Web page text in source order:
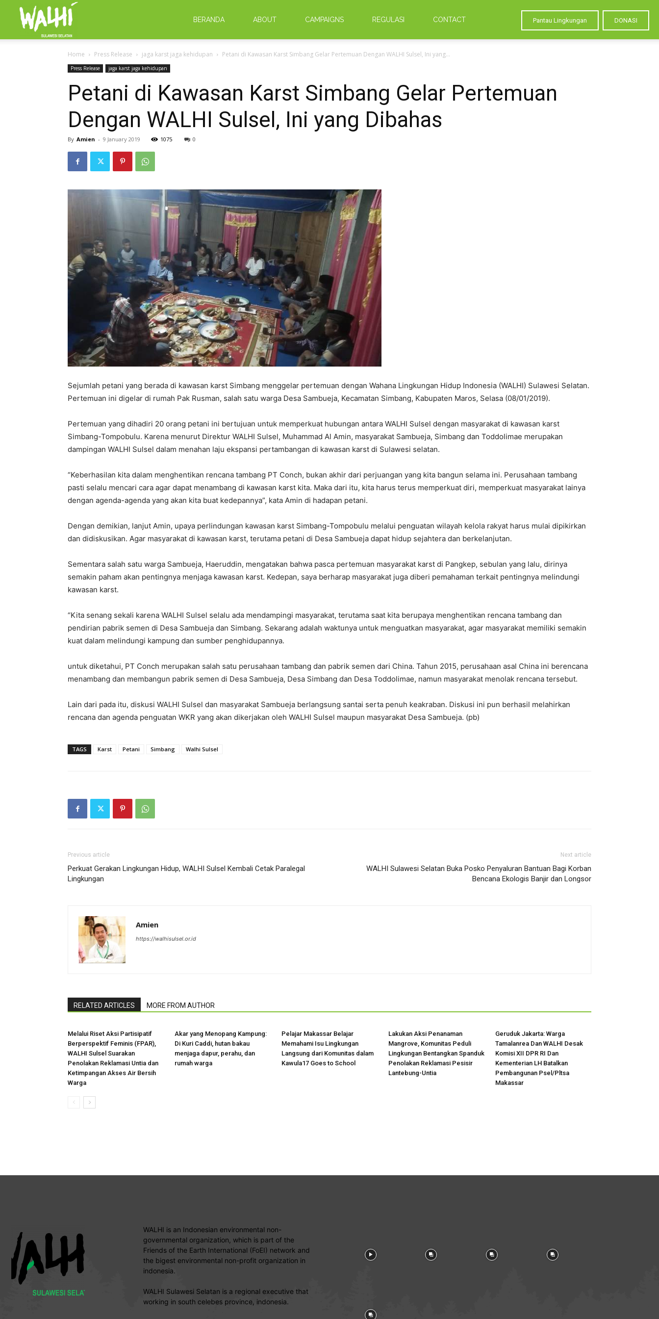
Pantau Lingkungan DONASI
Sulsel
BERANDA ABOUT CAMPAIGNS REGULASI CONTACT
Home Press Release jaga karst jaga kehidupan Petani di Kawasan Karst Simbang Gelar Pertemuan Dengan WALHI Sulsel, Ini yang...
Press Release jaga karst jaga kehidupan
Petani di Kawasan Karst Simbang Gelar Pertemuan
Dengan WALHI Sulsel, Ini yang Dibahas
By Amien - 9 January 2019 1075 0
Sejumlah petani yang berada di kawasan karst Simbang menggelar pertemuan dengan Wahana Lingkungan Hidup Indonesia (WALHI) Sulawesi Selatan.
Pertemuan ini digelar di rumah Pak Rusman, salah satu warga Desa Sambueja, Kecamatan Simbang, Kabupaten Maros, Selasa (08/01/2019).
Pertemuan yang dihadiri 20 orang petani ini bertujuan untuk memperkuat hubungan antara WALHI Sulsel dengan masyarakat di kawasan karst
Simbang-Tompobulu. Karena menurut Direktur WALHI Sulsel, Muhammad Al Amin, masyarakat Sambueja, Simbang dan Toddolimae merupakan
dampingan WALHI Sulsel dalam menahan laju ekspansi pertambangan di kawasan karst di Sulawesi selatan.
“Keberhasilan kita dalam menghentikan rencana tambang PT Conch, bukan akhir dari perjuangan yang kita bangun selama ini. Perusahaan tambang
pasti selalu mencari cara agar dapat menambang di kawasan karst kita. Maka dari itu, kita harus terus memperkuat diri, memperkuat masyarakat lainya
dengan agenda-agenda yang akan kita buat kedepannya”, kata Amin di hadapan petani.
Dengan demikian, lanjut Amin, upaya perlindungan kawasan karst Simbang-Tompobulu melalui penguatan wilayah kelola rakyat harus mulai dipikirkan
dan didiskusikan. Agar masyarakat di kawasan karst, terutama petani di Desa Sambueja dapat hidup sejahtera dan berkelanjutan.
Sementara salah satu warga Sambueja, Haeruddin, mengatakan bahwa pasca pertemuan masyarakat karst di Pangkep, sebulan yang lalu, dirinya
semakin paham akan pentingnya menjaga kawasan karst. Kedepan, saya berharap masyarakat juga diberi pemahaman terkait pentingnya melindungi
kawasan karst.
“Kita senang sekali karena WALHI Sulsel selalu ada mendampingi masyarakat, terutama saat kita berupaya menghentikan rencana tambang dan
pendirian pabrik semen di Desa Sambueja dan Simbang. Sekarang adalah waktunya untuk menguatkan masyarakat, agar masyarakat memiliki semakin
kuat dalam melindungi kampung dan sumber penghidupannya.
untuk diketahui, PT Conch merupakan salah satu perusahaan tambang dan pabrik semen dari China. Tahun 2015, perusahaan asal China ini berencana
menambang dan membangun pabrik semen di Desa Sambueja, Desa Simbang dan Desa Toddolimae, namun masyarakat menolak rencana tersebut.
Lain dari pada itu, diskusi WALHI Sulsel dan masyarakat Sambueja berlangsung santai serta penuh keakraban. Diskusi ini pun berhasil melahirkan
rencana dan agenda penguatan WKR yang akan dikerjakan oleh WALHI Sulsel maupun masyarakat Desa Sambueja. (pb)
TAGS Karst Petani Simbang Walhi Sulsel
Previous article
Perkuat Gerakan Lingkungan Hidup, WALHI Sulsel Kembali Cetak Paralegal
Lingkungan
Next article
WALHI Sulawesi Selatan Buka Posko Penyaluran Bantuan Bagi Korban
Bencana Ekologis Banjir dan Longsor
Amien
https://walhisulsel.or.id
RELATED ARTICLES MORE FROM AUTHOR
Melalui Riset Aksi Partisipatif
Berperspektif Feminis (FPAR),
WALHI Sulsel Suarakan
Penolakan Reklamasi Untia dan
Ketimpangan Akses Air Bersih
Warga
Akar yang Menopang Kampung:
Di Kuri Caddi, hutan bakau
menjaga dapur, perahu, dan
rumah warga
Pelajar Makassar Belajar
Memahami Isu Lingkungan
Langsung dari Komunitas dalam
Kawula17 Goes to School
Lakukan Aksi Penanaman
Mangrove, Komunitas Peduli
Lingkungan Bentangkan Spanduk
Penolakan Reklamasi Pesisir
Lantebung-Untia
Geruduk Jakarta: Warga
Tamalanrea Dan WALHI Desak
Komisi XII DPR RI Dan
Kementerian LH Batalkan
Pembangunan Psel/Pltsa
Makassar
WALHI is an Indonesian environmental non-
governmental organization, which is part of the
Friends of the Earth International (FoEI) network and
the bigest environmental non-profit organization in
indonesia.
WALHI Sulawesi Selatan is a regional executive that
working in south celebes province, indonesia.